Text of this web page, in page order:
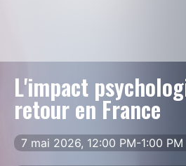
L'impact
retour en France
7 mai 2026, 12:00 PM-1:00 PM